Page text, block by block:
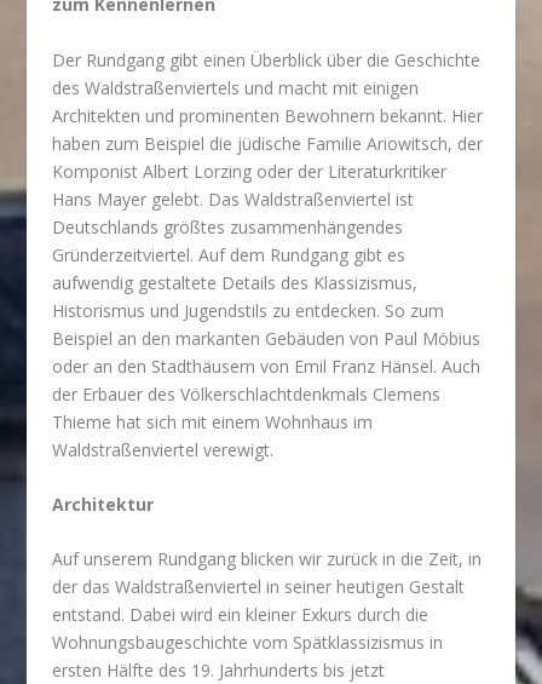
Der Rundgang gibt einen Überblick über die Geschichte
des Waldstraßenviertels und macht mit einigen
Architekten und prominenten Bewohnern bekannt. Hier
haben zum Beispiel die jüdische Familie Ariowitsch, der
Komponist Albert Lorzing oder der Literaturkritiker
Hans Mayer gelebt. Das Waldstraßenviertel ist
Deutschlands größtes zusammenhängendes
Gründerzeitviertel. Auf dem Rundgang gibt es
aufwendig gestaltete Details des Klassizismus,
Historismus und Jugendstils zu entdecken. So zum
Beispiel an den markanten Gebäuden von Paul Möbius
oder an den Stadthäusern von Emil Franz Hänsel. Auch
der Erbauer des Völkerschlachtdenkmals Clemens
Thieme hat sich mit einem Wohnhaus im
Waldstraßenviertel verewigt.
Architektur
Auf unserem Rundgang blicken wir zurück in die Zeit, in
der das Waldstraßenviertel in seiner heutigen Gestalt
entstand. Dabei wird ein kleiner Exkurs durch die
Wohnungsbaugeschichte vom Spätklassizismus in
ersten Hälfte des 19. Jahrhunderts bis jetzt